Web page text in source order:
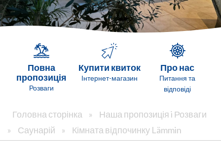
Повна
пропозиція
Розваги
Купити квиток
Інтернет-магазин
Про нас
Питання та
відповіді
Головна сторінка »
Наша пропозиція i Розваги
»
Саунарій » Кімната відпочинку Lämmin